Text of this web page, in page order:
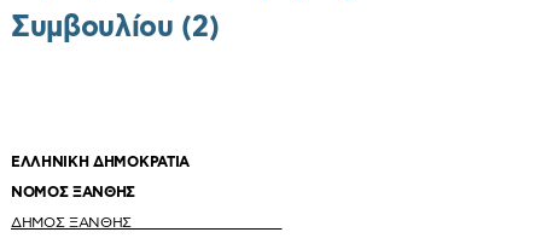
Συμβουλίου (2)
ΕΛΛΗΝΙΚΗ ΔΗΜΟΚΡΑΤΙΑ
ΝΟΜΟΣ ΞΑΝΘΗΣ
ΔΗΜΟΣ ΞΑΝΘΗΣ